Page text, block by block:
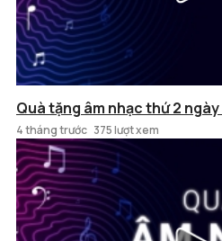
Quà tặng âm nhạc thứ 2
4 tháng trước 375 lượt xem